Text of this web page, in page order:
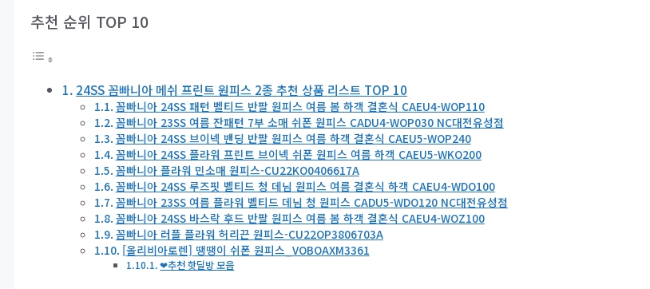
추천 순위 TOP 10
24SS 꼼빠니아 메쉬 프린트 원피스 2종 추천 상품 리스트 TOP 10
꼼빠니아 24SS 패턴 벨티드 반팔 원피스 여름 봄 하객 결혼식 CAEU4-WOP110
꼼빠니아 23SS 여름 잔패턴 7부 소매 쉬폰 원피스 CADU4-WOP030 NC대전유성점
꼼빠니아 24SS 브이넥 밴딩 반팔 원피스 여름 하객 결혼식 CAEU5-WOP240
꼼빠니아 24SS 플라워 프린트 브이넥 쉬폰 원피스 여름 하객 CAEU5-WKO200
꼼빠니아 플라워 민소매 원피스-CU22KO0406617A
꼼빠니아 24SS 루즈핏 벨티드 청 데님 원피스 여름 결혼식 하객 CAEU4-WDO100
꼼빠니아 23SS 여름 플라워 벨티드 데님 청 원피스 CADU5-WDO120 NC대전유성점
꼼빠니아 24SS 바스락 후드 반팔 원피스 여름 봄 하객 결혼식 CAEU4-WOZ100
꼼빠니아 러플 플라워 허리끈 원피스-CU22OP3806703A
[올리비아로렌] 땡땡이 쉬폰 원피스_VOBOAXM3361
❤추천 핫딜방 모음